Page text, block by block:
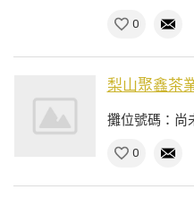
0
梨山聚鑫茶
攤位號碼：尚
0